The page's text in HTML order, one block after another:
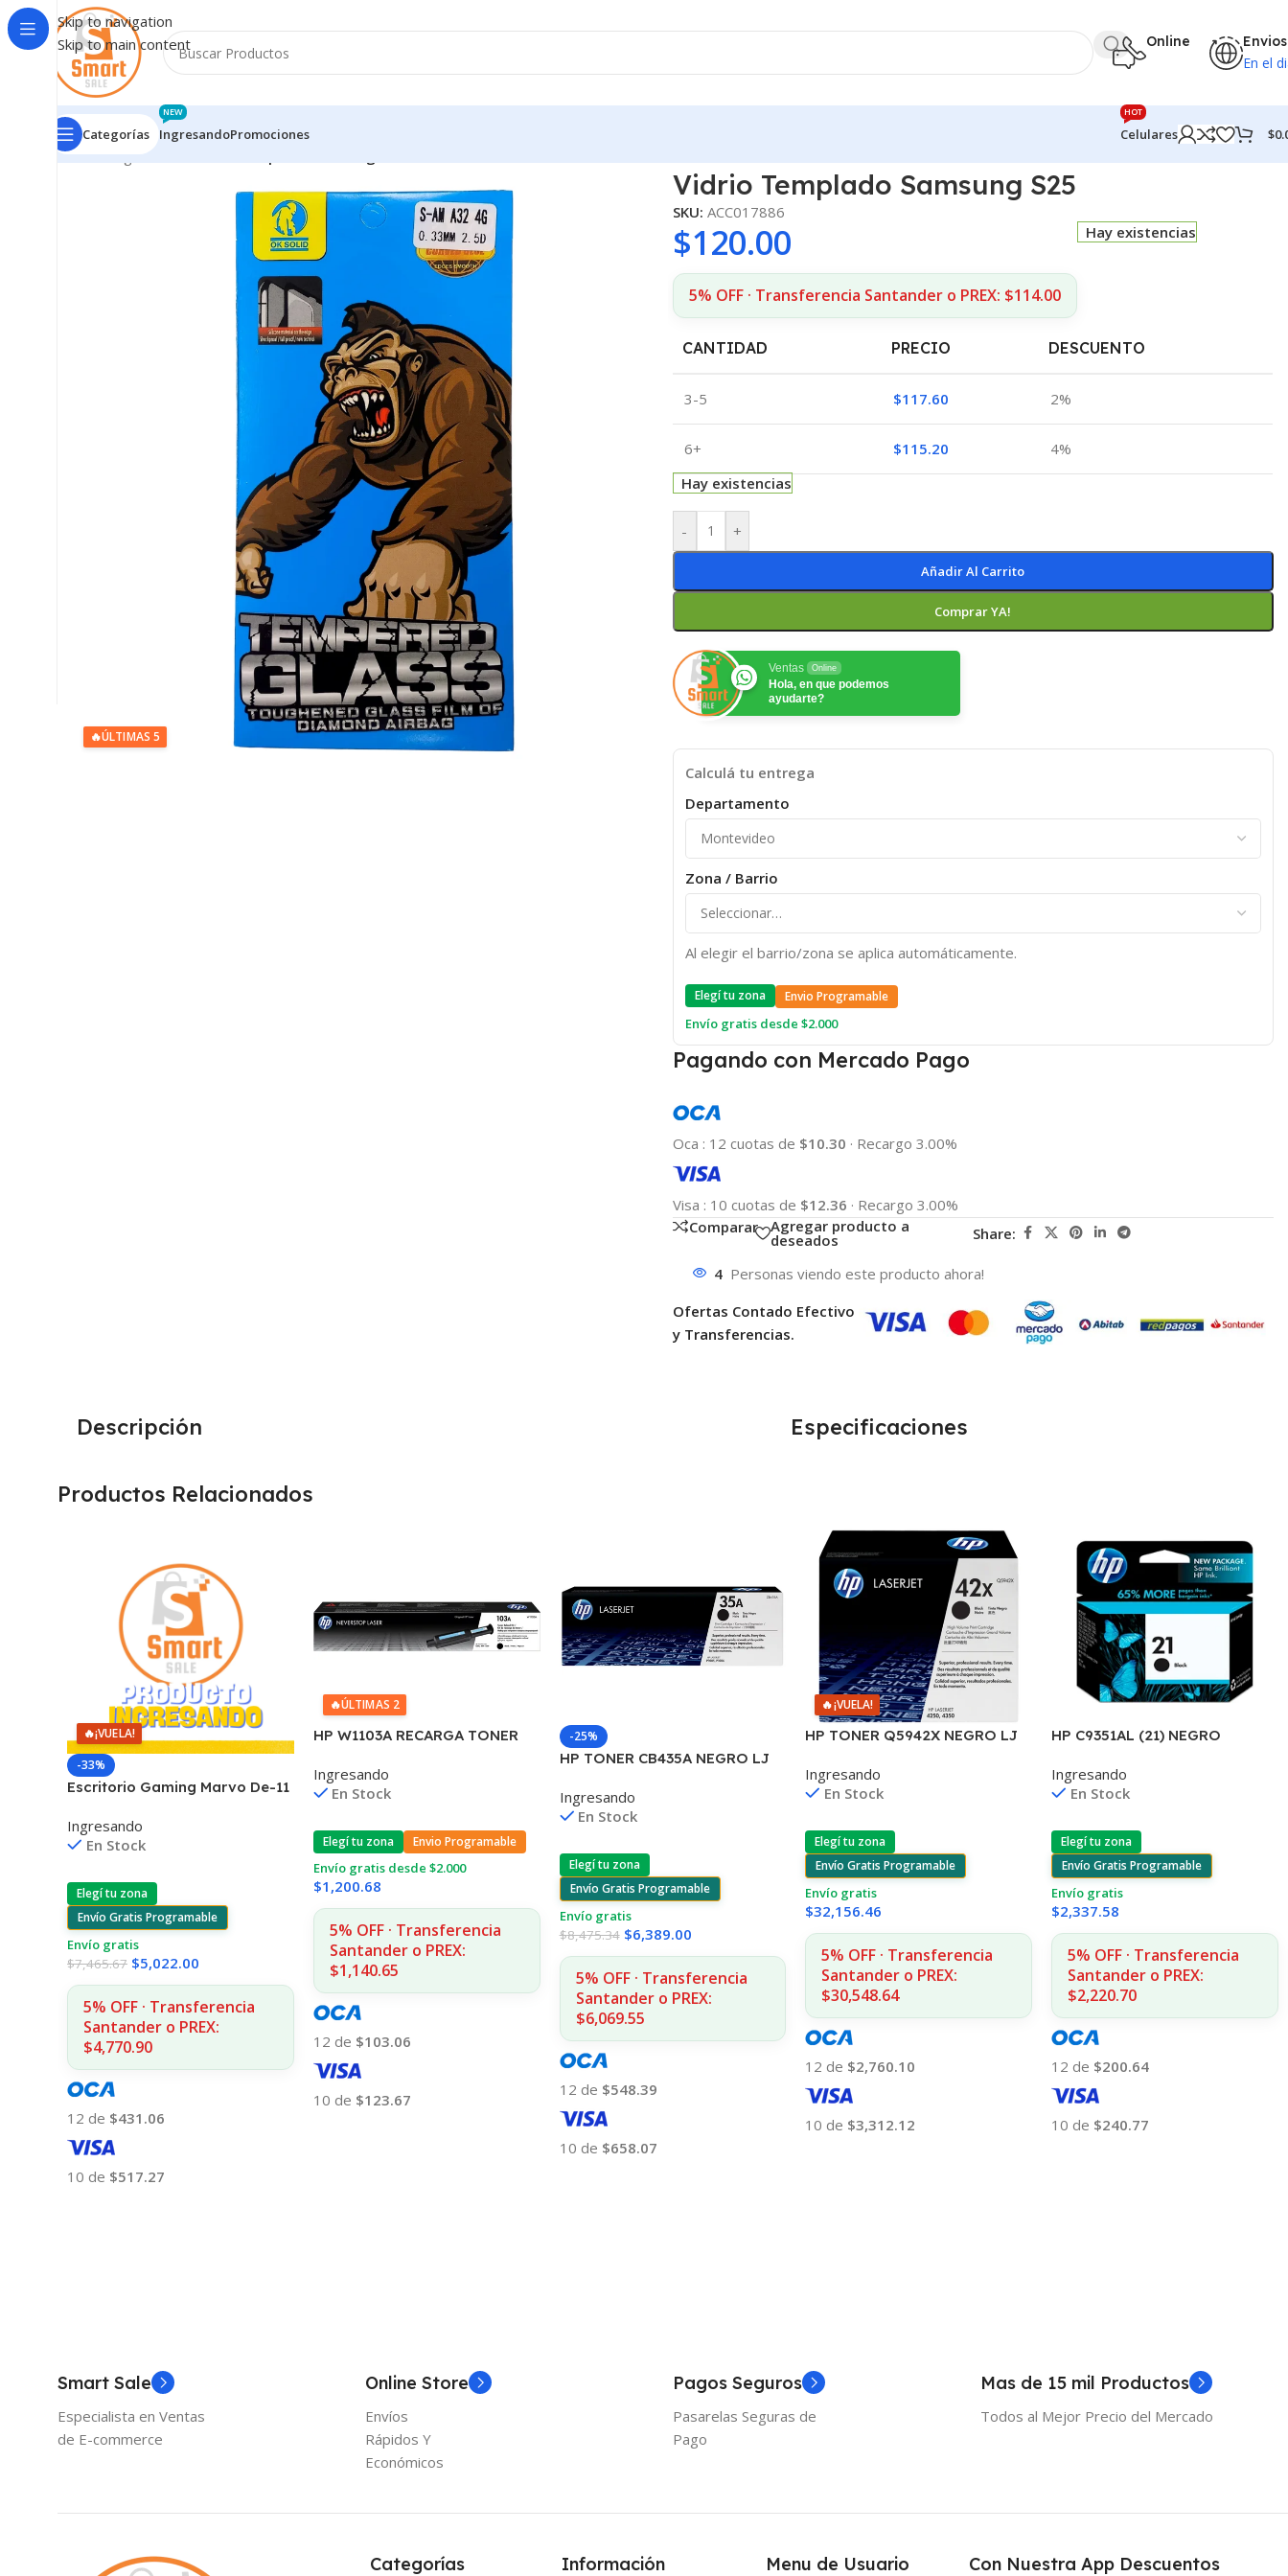
Skip to navigation
Skip to main content
Online Envios
En el
Categorías Ingresando
NEW
Promociones Celulares
HOT
$
Inicio/Ingresando
🔥ÚLTIMAS 5
Vidrio Templado Samsung S25
SKU: ACC017886
$120.00
5% OFF · Transferencia Santander o PREX: $114.00
Hay existencias
CANTIDAD PRECIO DESCUENTO
3-5 $117.60 2%
6+ $115.20
4%
Hay existencias
- +
Añadir Al Carrito
Comprar YA!
Ventas Online
Hola, en que podemos
ayudarte?
Calculá tu entrega
Departamento
Zona / Barrio
Al elegir el barrio/zona se aplica automáticamente.
Elegí tu zona Envio Programable
Envío gratis desde $2.000
Pagando con Mercado Pago
Oca : 12 cuotas de $10.30 · Recargo 3.00%
Visa : 10 cuotas de $12.36 · Recargo 3.00%
Comparar
Agregar producto a
deseados Share:
4 Personas viendo este producto ahora!
Ofertas Contado Efectivo
y Transferencias.
Descripción Especificaciones
Productos Relacionados
🔥¡VUELA!
-33%
Escritorio Gaming Marvo De-11
Ingresando
En Stock
Elegí tu zona
Envío Gratis Programable
Envío gratis
$7,465.67 $5,022.00
5% OFF · Transferencia
Santander o PREX:
$4,770.90
12 de $431.06
10 de $517.27
🔥ÚLTIMAS 2
HP W1103A RECARGA TONER
1000/1001/1020/1200 (B)
Ingresando
En Stock
Elegí tu zona Envio Programable
Envío gratis desde $2.000
$1,200.68
5% OFF · Transferencia
Santander o PREX:
$1,140.65
12 de $103.06
10 de $123.67
-25%
HP TONER CB435A NEGRO LJ
Ingresando
En Stock
Elegí tu zona
Envío Gratis Programable
Envío gratis
$8,475.34 $6,389.00
5% OFF · Transferencia
Santander o PREX:
$6,069.55
12 de $548.39
10 de $658.07
🔥¡VUELA!
HP TONER Q5942X NEGRO LJ
COPIAS (D)
Ingresando
En Stock
Elegí tu zona
Envío Gratis Programable
Envío gratis
$32,156.46
5% OFF · Transferencia
Santander o PREX:
$30,548.64
12 de $2,760.10
10 de $3,312.12
HP C9351AL (21) NEGRO
55 7ML (D)
Ingresando
En Stock
Elegí tu zona
Envío Gratis Programable
Envío gratis
$2,337.58
5% OFF · Transferencia
Santander o PREX:
$2,220.70
12 de $200.64
10 de $240.77
Smart Sale
Especialista en Ventas
de E-commerce
Online Store
Envíos
Rápidos Y
Económicos
Pagos Seguros
Pasarelas Seguras de
Pago
Mas de 15 mil Productos
Todos al Mejor Precio del Mercado
Categorías Información Menu de Usuario Con Nuestra App Descuentos